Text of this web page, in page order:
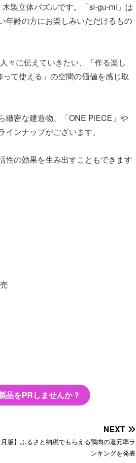
製立体パズルです。「si-gu-mi」は
年齢の方にお楽しみいただけるもの
々に伝えていきたい、「作る楽し
て使える」の空間の価値を感じ取
緻密な建造物、「ONE PIECE」や
ンナップがございます。
性の効果を生み出すこともできます
品をPRしませんか？
NEXT
月版】ふるさと納税でもらえる鴨肉の還元率ラ
ンキングを発表